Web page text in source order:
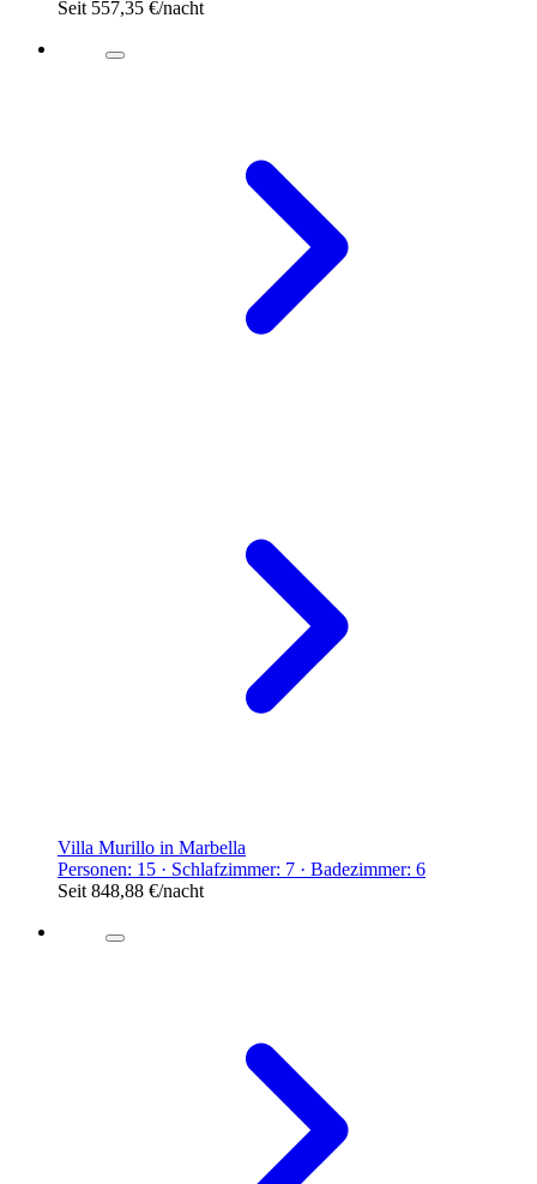
Seit 557,35 €/nacht
Villa Murillo in Marbella
Personen: 15 · Schlafzimmer: 7 · Badezimmer: 6
Seit 848,88 €/nacht